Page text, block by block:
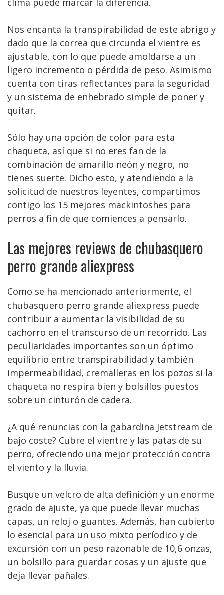
Nos encanta la transpirabilidad de este abrigo y
dado que la correa que circunda el vientre es
ajustable, con lo que puede amoldarse a un
ligero incremento o pérdida de peso. Asimismo
cuenta con tiras reflectantes para la seguridad
y un sistema de enhebrado simple de poner y
quitar.
Sólo hay una opción de color para esta
chaqueta, así que si no eres fan de la
combinación de amarillo neón y negro, no
tienes suerte. Dicho esto, y atendiendo a la
solicitud de nuestros leyentes, compartimos
contigo los 15 mejores mackintoshes para
perros a fin de que comiences a pensarlo.
Las mejores reviews de chubasquero
perro grande aliexpress
Como se ha mencionado anteriormente, el
chubasquero perro grande aliexpress puede
contribuir a aumentar la visibilidad de su
cachorro en el transcurso de un recorrido. Las
peculiaridades importantes son un óptimo
equilibrio entre transpirabilidad y también
impermeabilidad, cremalleras en los pozos si la
chaqueta no respira bien y bolsillos puestos
sobre un cinturón de cadera.
¿A qué renuncias con la gabardina Jetstream de
bajo coste? Cubre el vientre y las patas de su
perro, ofreciendo una mejor protección contra
el viento y la lluvia.
Busque un velcro de alta definición y un enorme
grado de ajuste, ya que puede llevar muchas
capas, un reloj o guantes. Además, han cubierto
lo esencial para un uso mixto períodico y de
excursión con un peso razonable de 10,6 onzas,
un bolsillo para guardar cosas y un ajuste que
deja llevar pañales.